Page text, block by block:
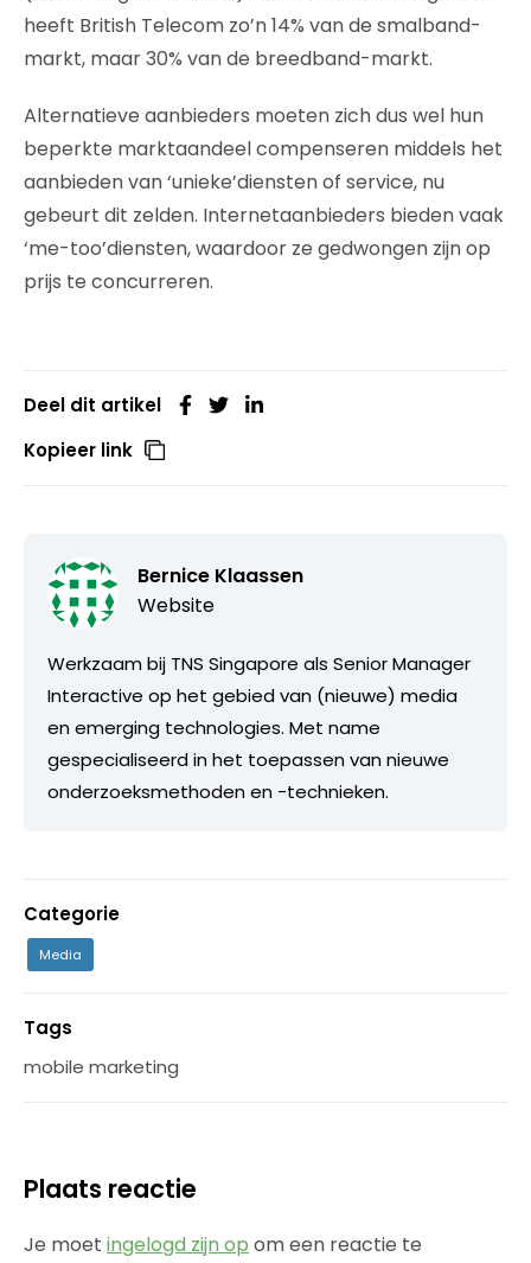
heeft British Telecom zo’n 14% van de smalband-
markt, maar 30% van de breedband-markt.
Alternatieve aanbieders moeten zich dus wel hun
beperkte marktaandeel compenseren middels het
aanbieden van ‘unieke’diensten of service, nu
gebeurt dit zelden. Internetaanbieders bieden vaak
‘me-too’diensten, waardoor ze gedwongen zijn op
prijs te concurreren.
Deel dit artikel
Kopieer link
Bernice Klaassen
Website
Werkzaam bij TNS Singapore als Senior Manager
Interactive op het gebied van (nieuwe) media
en emerging technologies. Met name
gespecialiseerd in het toepassen van nieuwe
onderzoeksmethoden en -technieken.
Categorie
Media
Tags
mobile marketing
Plaats reactie
Je moet ingelogd zijn op om een reactie te